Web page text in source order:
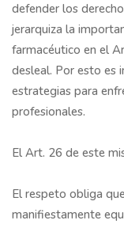
defender los
jerarquiza la
farmacéutico en el
desleal. Por esto es
estrategias para
profesionales.
El Art. 26 de este
El respeto obliga
manifiestamente